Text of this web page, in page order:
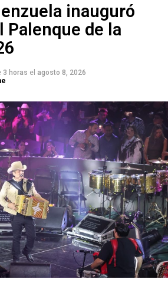
Turrubiartes
forma parte de lasbases
convocatorias extraordinarias
del estado, donde se indica
acreditarun promedio mínimo
y 9.0 en materias afines al
de este criterio correspondía a
de cada poder,la omisión
aspirantes avanzaran hasta
elConsejo Estatal Electoral y de
(Ceepac)realizara una revisión
inauguró
Palenque de la
3 horas el agosto 8, 2026